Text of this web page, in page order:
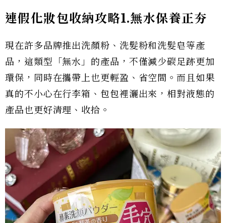
連假化妝包收納攻略1.無水保養正夯
現在許多品牌推出洗顏粉、洗髮粉和洗髮皂等產
品，這類型「無水」的產品，不僅減少碳足跡更加
環保，同時在攜帶上也更輕盈、省空間。而且如果
真的不小心在行李箱、包包裡灑出來，相對液態的
產品也更好清理、收拾。